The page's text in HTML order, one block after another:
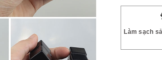
Làm sạch